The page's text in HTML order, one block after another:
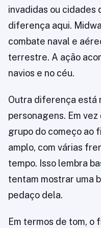
invadidas ou cidades
diferença aqui.
combate naval e
terrestre. A ação
navios e no céu.
Outra diferença está
personagens. Em
grupo do começo ao
amplo, com várias
tempo. Isso lembra
tentam mostrar uma
pedaço dela.
Em termos de tom, o